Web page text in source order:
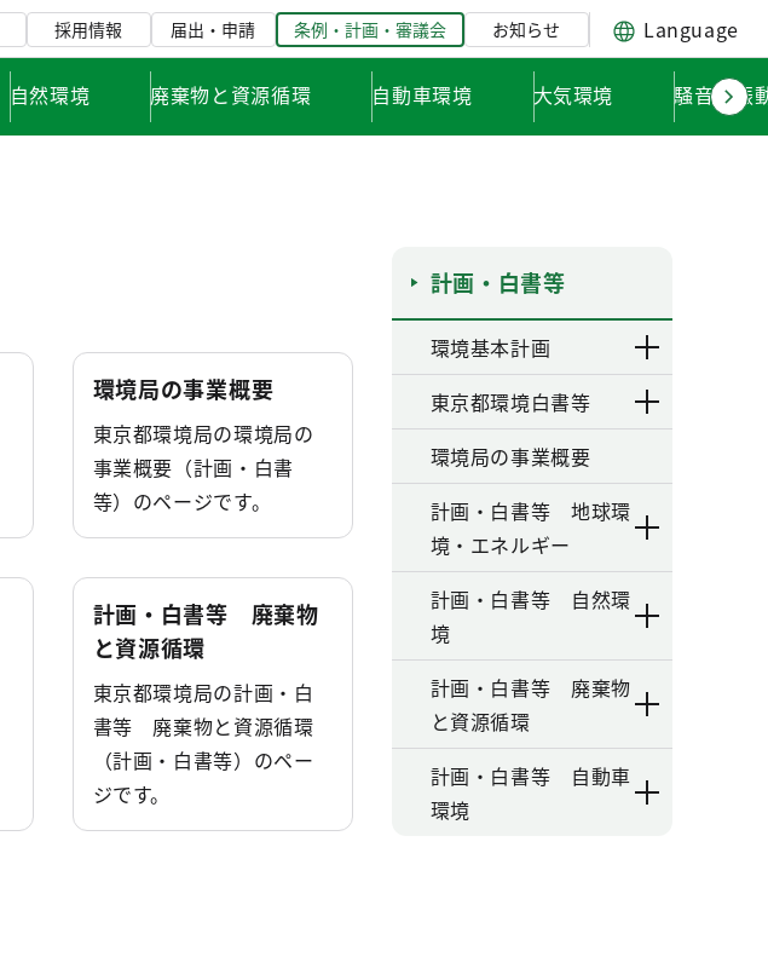
採用情報 届出・申請 条例・計画・審議会 お知らせ Language
自然環境 廃棄物と資源循環 自動車環境 大気環境 騒音・振
環境局の事業概要
東京都環境局の環境局の
事業概要（計画・白書
等）のページです。
計画・白書等 廃棄物
と資源循環
東京都環境局の計画・白
書等 廃棄物と資源循環
（計画・白書等）のペー
ジです。
計画・白書等
環境基本計画
東京都環境白書等
環境局の事業概要
計画・白書等 地球環
境・エネルギー
計画・白書等 自然環
境
計画・白書等 廃棄物
と資源循環
計画・白書等 自動車
環境